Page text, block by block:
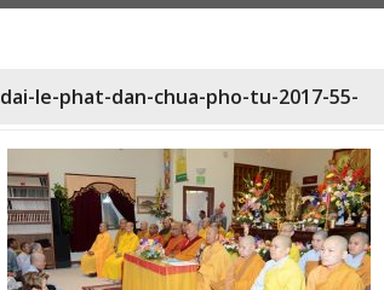
dai-le-phat-dan-chua-pho-tu-2017-55-